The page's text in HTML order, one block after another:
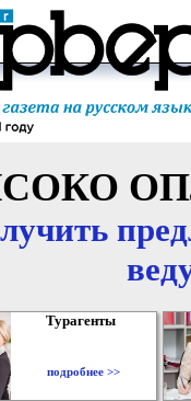
Турагенты
подробнее >>